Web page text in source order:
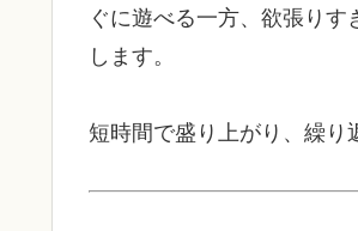
ぐに遊べる一方、欲張り
します。
短時間で盛り上がり、繰り